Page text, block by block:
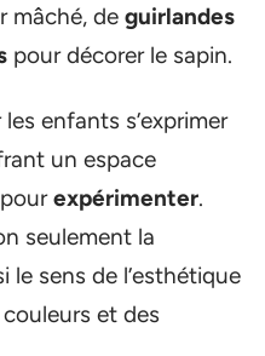
mâché, de guirlandes
pour décorer le sapin.
enfants s’exprimer
un espace
expérimenter.
seulement la
le sens de l’esthétique
et des